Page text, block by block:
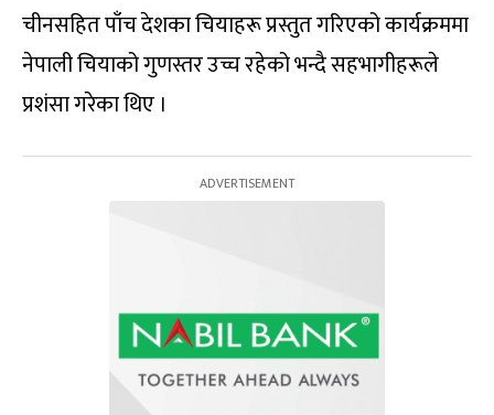
चीनसहित पाँच देशका चियाहरू प्रस्तुत गरिएको कार्यक्रममा
नेपाली चियाको गुणस्तर उच्च रहेको भन्दै सहभागीहरूले
प्रशंसा गरेका थिए ।